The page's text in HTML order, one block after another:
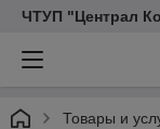
ЧТУП "Централ
Товары и